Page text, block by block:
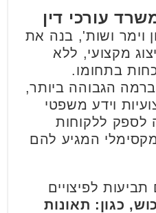
עורכי דין
וימר ושות', בנה את
מקצועי, ללא
בתחומו.
הגבוהה ביותר,
וידע משפטי
לספק ללקוחות
המגיע להם
לפיצויים
כגון: תאונות